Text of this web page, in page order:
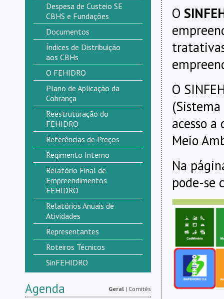
Despesa de Custeio SE
CBHS e Fundações
Documentos
Índices de Distribuição
aos CBHs
O FEHIDRO
Plano de Aplicação da
Cobrança
Reestruturação do
FEHIDRO
Referências de Preços
Regimento Interno
Relatório Final de
Empreendimentos
FEHIDRO
Relatórios Anuais de
Atividades
Representantes
Roteiros Técnicos
SinFEHIDRO
Agenda Geral | Comitês
O
O
acesso
Meio
Na
pode-se